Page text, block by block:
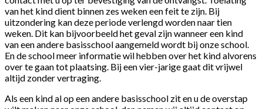
van het kind dient binnen zes weken een feit te zijn. Bij
uitzondering kan deze periode verlengd worden naar tien
weken. Dit kan bijvoorbeeld het geval zijn wanneer een kind
van een andere basisschool aangemeld wordt bij onze school.
En de school meer informatie wil hebben over het kind alvorens
over te gaan tot plaatsing. Bij een vier-jarige gaat dit vrijwel
altijd zonder vertraging.
Als een kind al op een andere basisschool zit en u de overstap